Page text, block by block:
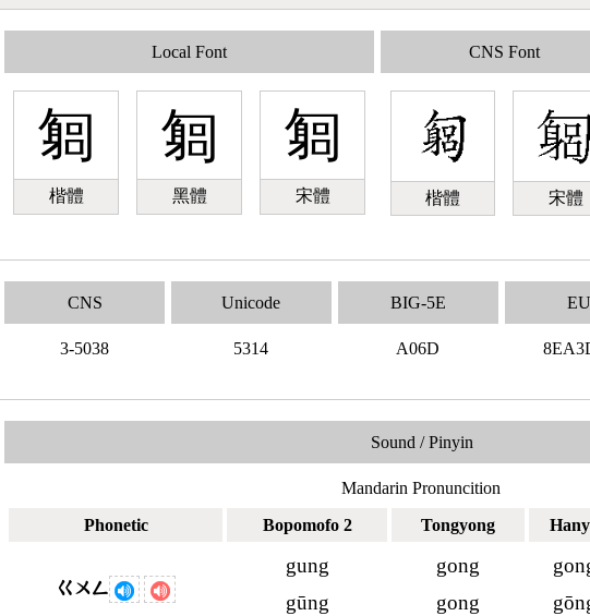
Local Font
匔
楷體
匔
黑體
匔
宋體
CNS Font
楷體 宋體
CNS
3-5038
Unicode
5314
BIG-5E
A06D
Sound / Pinyin
Mandarin Pronuncition
Phonetic
Bopomofo 2 Tongyong
ㄍㄨㄥ
gung
gūng
gong
gong